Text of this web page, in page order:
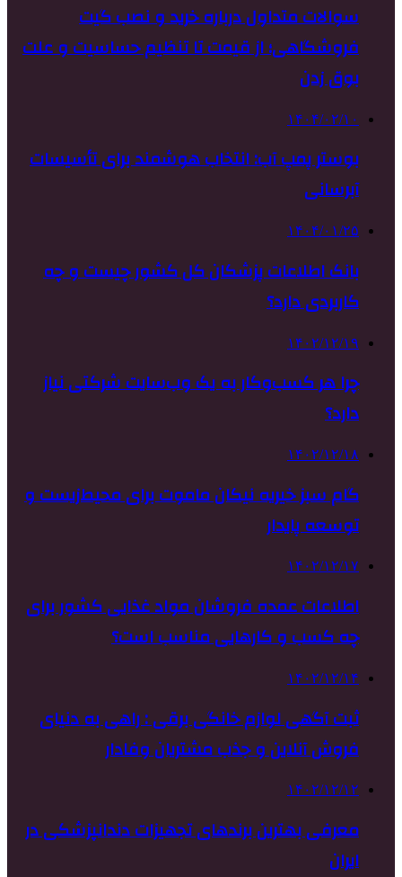
سوالات متداول درباره خرید و نصب گیت
فروشگاهی؛ از قیمت تا تنظیم حساسیت و علت
بوق زدن
۱۴۰۴/۰۲/۱۰
بوستر پمپ آب: انتخاب هوشمند برای تأسیسات
آبرسانی
۱۴۰۴/۰۱/۲۵
بانک اطلاعات پزشکان کل کشور چیست و چه
کاربردی دارد؟
۱۴۰۲/۱۲/۱۹
چرا هر کسب‌وکار به یک وب‌سایت شرکتی نیاز
دارد؟
۱۴۰۲/۱۲/۱۸
گام سبز خیریه نیکان ماموت برای محیط‌زیست و
توسعه پایدار
۱۴۰۲/۱۲/۱۷
اطلاعات عمده فروشان مواد غذایی کشور برای
چه کسب و کارهایی مناسب است؟
۱۴۰۲/۱۲/۱۴
ثبت آگهی لوازم خانگی برقی : راهی به دنیای
فروش آنلاین و جذب مشتریان وفادار
۱۴۰۲/۱۲/۱۲
معرفی بهترین برندهای تجهیزات دندانپزشکی در
ایران